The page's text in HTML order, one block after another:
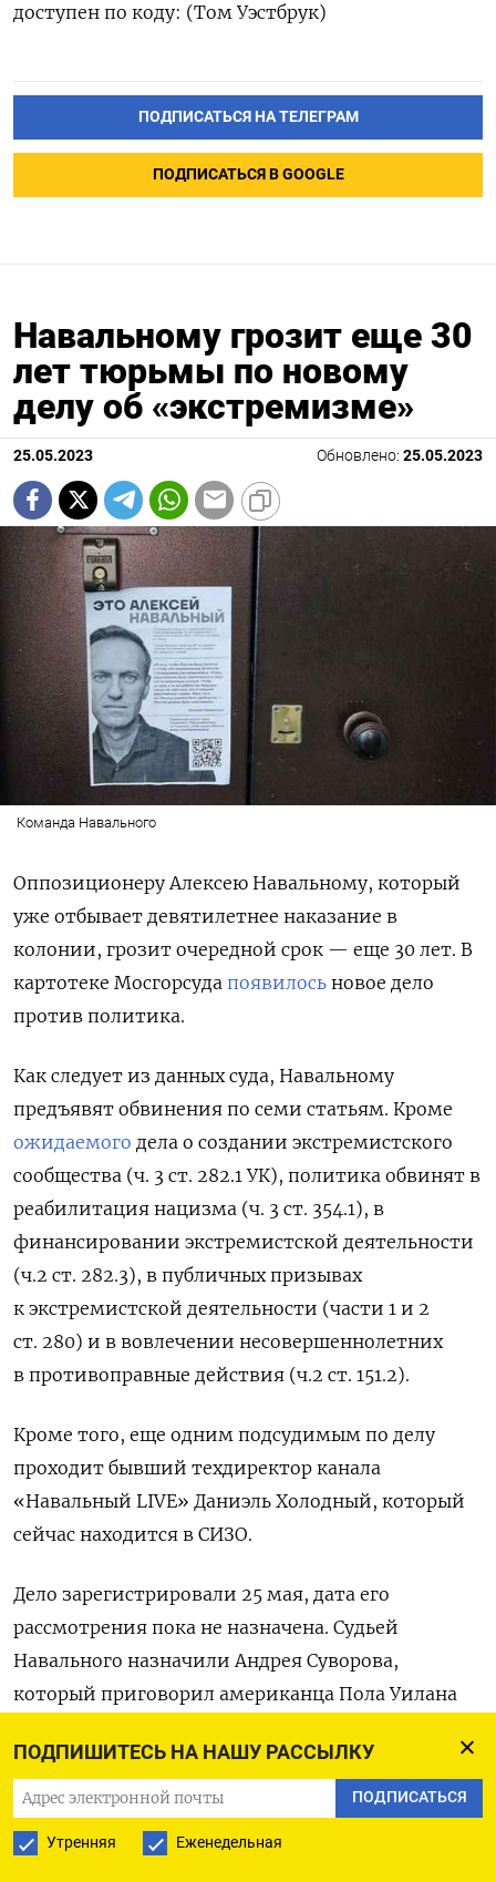
ПОДПИШИТЕСЬ НА НАШУ РАССЫЛКУ
ПОДПИСАТЬСЯ
Утренняя Еженедельная
доступен по коду: (Том Уэстбрук)
ПОДПИСАТЬСЯ НА ТЕЛЕГРАМ
ПОДПИСАТЬСЯ В GOOGLE
Навальному грозит еще 30
лет тюрьмы по новому
делу об «экстремизме»
25.05.2023 Обновлено: 25.05.2023
Команда Навального
Оппозиционеру Алексею Навальному, который
уже отбывает девятилетнее наказание в
колонии, грозит очередной срок — еще 30 лет. В
картотеке Мосгорсуда появилось новое дело
против политика.
Как следует из данных суда, Навальному
предъявят обвинения по семи статьям. Кроме
ожидаемого дела о создании экстремистского
сообщества (ч. 3 ст. 282.1 УК), политика обвинят в
реабилитация нацизма (ч. 3 ст. 354.1), в
финансировании экстремистской деятельности
(ч.2 ст. 282.3), в публичных призывах
к экстремистской деятельности (части 1 и 2
ст. 280) и в вовлечении несовершеннолетних
в противоправные действия (ч.2 ст. 151.2).
Кроме того, еще одним подсудимым по делу
проходит бывший техдиректор канала
«Навальный LIVE» Даниэль Холодный, который
сейчас находится в СИЗО.
Дело зарегистрировали 25 мая, дата его
рассмотрения пока не назначена. Судьей
Навального назначили Андрея Суворова,
который приговорил американца Пола Уилана
норвежца Фруде Берга и к 15 годам бывшего
члена правления «Интер РАО» Карину Цуркан.
Уголовное дело против Навального по статье